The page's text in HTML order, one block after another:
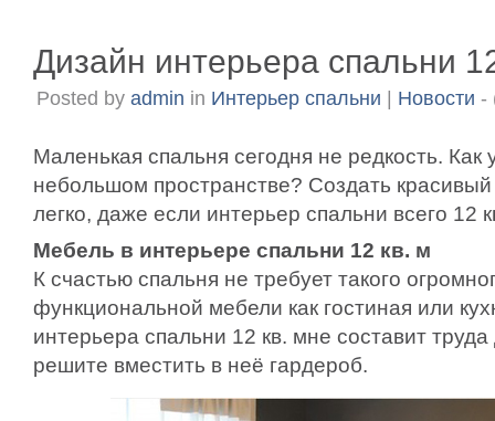
Дизайн интерьера спальни
Posted by admin in Интерьер спальни Новости -
Маленькая спальня сегодня не редкость. Как
небольшом пространстве? Создать
легко, даже если интерьер спальни всего 12
Мебель в интерьере спальни 12 кв. м
К счастью спальня не требует такого
функциональной мебели как гостиная или
интерьера спальни 12 кв. мне составит
решите вместить в неё гардероб.